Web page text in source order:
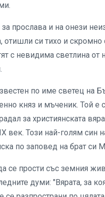
прослава и на онези
отишли си тихо и скромно
с невидима светлина от
по име светец на
княз и мъченик. Той е
за християнската
век. Този най-голям син
по заповед на брат си
се прости със земния
думи: "Вярата, за